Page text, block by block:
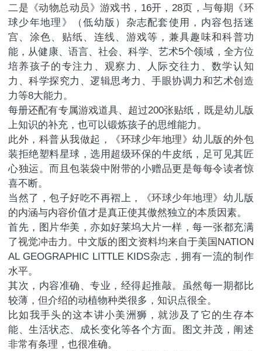
二是《动物总动员》游戏书，16开，28页，与每期《环
球少年地理》（低幼版）杂志配套使用，内容包括迷
宫、涂色、贴纸、连线、游戏等，兼具趣味和科普功
能，从健康、语言、社会、科学、艺术5个领域，全方位
培养孩子的专注力、观察力、人际交往力、数学认知
力、科学探究力、逻辑思考力、手眼协调力和艺术创造
力等8大能力。
每册还配有专属游戏道具、超过200张贴纸，既是幼儿版
上知识的补充，也可以锻炼孩子的思维能力。
此外，科普从我做起，《环球少年地理》幼儿版的外包
装拒绝塑料星球，选用超级环保的牛皮纸，足可见其匠
心独运。而且包装袋中附带的小赠品更是每每令读者惊
喜不断。
当然了，包子好吃不再褶上，《环球少年地理》幼儿版
的内涵与内容价值才是真正使其傲然独立的本质因素。
首先，图片华美，亦如好莱坞大片一样，每一张都充满
了视觉冲击力。中文版的图文资料均来自于美国NATION
AL GEOGRAPHIC LITTLE KIDS杂志，拥有一流的制作
水平。
其次，内容准确、专业，经得起推敲。虽然每一期都比
较薄，但介绍的动植物种类很多，知识点很全。
比如我手头的这本讲小美洲狮，就涉及了它的生存本
能、生活状态、成长变化等各个方面。图文并茂，阐述
非常有条理，也很准确。